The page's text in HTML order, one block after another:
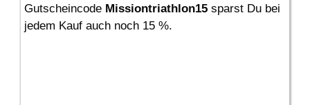
Gutscheincode Missiontriathlon15 sparst Du bei
jedem Kauf auch noch 15 %.